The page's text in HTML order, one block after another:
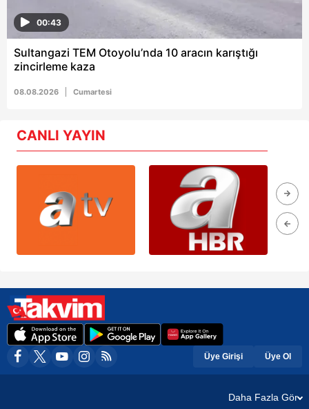
00:43
Sultangazi TEM Otoyolu’nda 10 aracın karıştığı
zincirleme kaza
08.08.2026 Cumartesi
CANLI YAYIN
Üye Girişi Üye Ol
Daha Fazla Gör